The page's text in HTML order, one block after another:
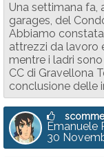
Una settimana fa,
garages, del
Abbiamo
attrezzi da lavoro
mentre i ladri
CC di Gravellona
conclusione delle
Emanuele
30